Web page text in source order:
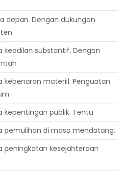
depan. Dengan dukungan
keadilan substantif. Dengan
kebenaran materiil. Penguatan
kepentingan publik. Tentu
pemulihan di masa mendatang.
peningkatan kesejahteraan